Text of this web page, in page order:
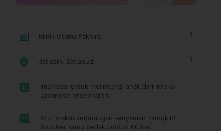
Klinik Utama Fakhira
Jatiasih, Setiabudi
1
Imunisasi untuk melindungi anak dari infeksi
Japanese encephalitis.
2
Atur waktu kedatangan senyaman mungkin!
Voucher kamu berlaku untuk 60 hari